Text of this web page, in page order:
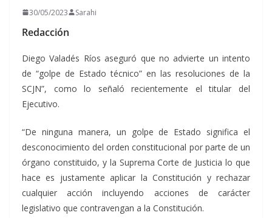
30/05/2023 Sarahi
Redacción
Diego Valadés Ríos aseguró que no advierte un intento
de “golpe de Estado técnico” en las resoluciones de la
SCJN”, como lo señaló recientemente el titular del
Ejecutivo.
“De ninguna manera, un golpe de Estado significa el
desconocimiento del orden constitucional por parte de un
órgano constituido, y la Suprema Corte de Justicia lo que
hace es justamente aplicar la Constitución y rechazar
cualquier acción incluyendo acciones de carácter
legislativo que contravengan a la Constitución.